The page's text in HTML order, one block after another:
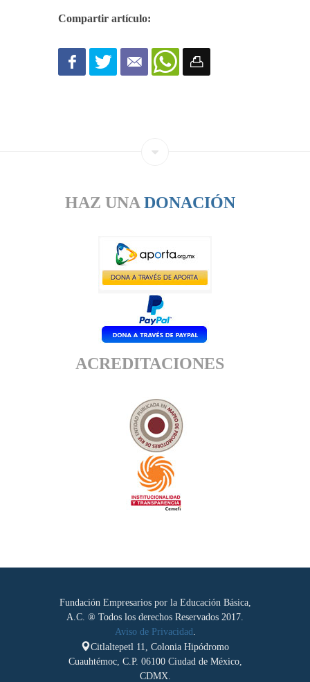
Compartir artículo:
HAZ UNA DONACIÓN
ACREDITACIONES
Fundación Empresarios por la Educación Básica,
A.C. ® Todos los derechos Reservados 2017.
Aviso de Privacidad
Citlaltepetl 11, Colonia Hipódromo
Cuauhtémoc, C.P. 06100 Ciudad de México,
CDMX.